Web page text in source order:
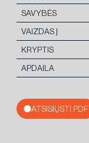
SAVYBĖS
VAIZDAS Į
KRYPTIS
APDAILA
ATSISIŲSTI PDF